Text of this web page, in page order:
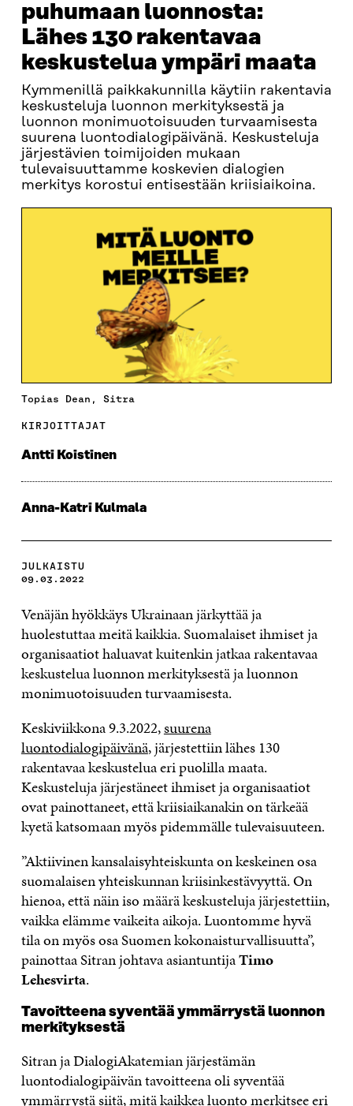
puhumaan luonnosta:
Lähes 130 rakentavaa
keskustelua ympäri maata
Kymmenillä paikkakunnilla käytiin rakentavia
keskusteluja luonnon merkityksestä ja
luonnon monimuotoisuuden turvaamisesta
suurena luontodialogipäivänä. Keskusteluja
järjestävien toimijoiden mukaan
tulevaisuuttamme koskevien dialogien
merkitys korostui entisestään kriisiaikoina.
Topias Dean, Sitra
KIRJOITTAJAT
Antti Koistinen
Anna-Katri Kulmala
JULKAISTU
09.03.2022
Venäjän hyökkäys Ukrainaan järkyttää ja
huolestuttaa meitä kaikkia. Suomalaiset ihmiset ja
organisaatiot haluavat kuitenkin jatkaa rakentavaa
keskustelua luonnon merkityksestä ja luonnon
monimuotoisuuden turvaamisesta.
Keskiviikkona 9.3.2022,suurena
luontodialogipäivänä, järjestettiin lähes 130
rakentavaa keskustelua eri puolilla maata.
Keskusteluja järjestäneet ihmiset ja organisaatiot
ovat painottaneet, että kriisiaikanakin on tärkeää
kyetä katsomaan myös pidemmälle tulevaisuuteen.
”Aktiivinen kansalaisyhteiskunta on keskeinen osa
suomalaisen yhteiskunnan kriisinkestävyyttä. On
hienoa, että näin iso määrä keskusteluja järjestettiin,
vaikka elämme vaikeita aikoja. Luontomme hyvä
tila on myös osa Suomen kokonaisturvallisuutta”,
painottaa Sitran johtava asiantuntijaTimo
Lehesvirta.
Tavoitteena syventää ymmärrystä luonnon
merkityksestä
Sitran ja DialogiAkatemian järjestämän
luontodialogipäivän tavoitteena oli syventää
ymmärrystä siitä, mitä kaikkea luonto merkitsee eri